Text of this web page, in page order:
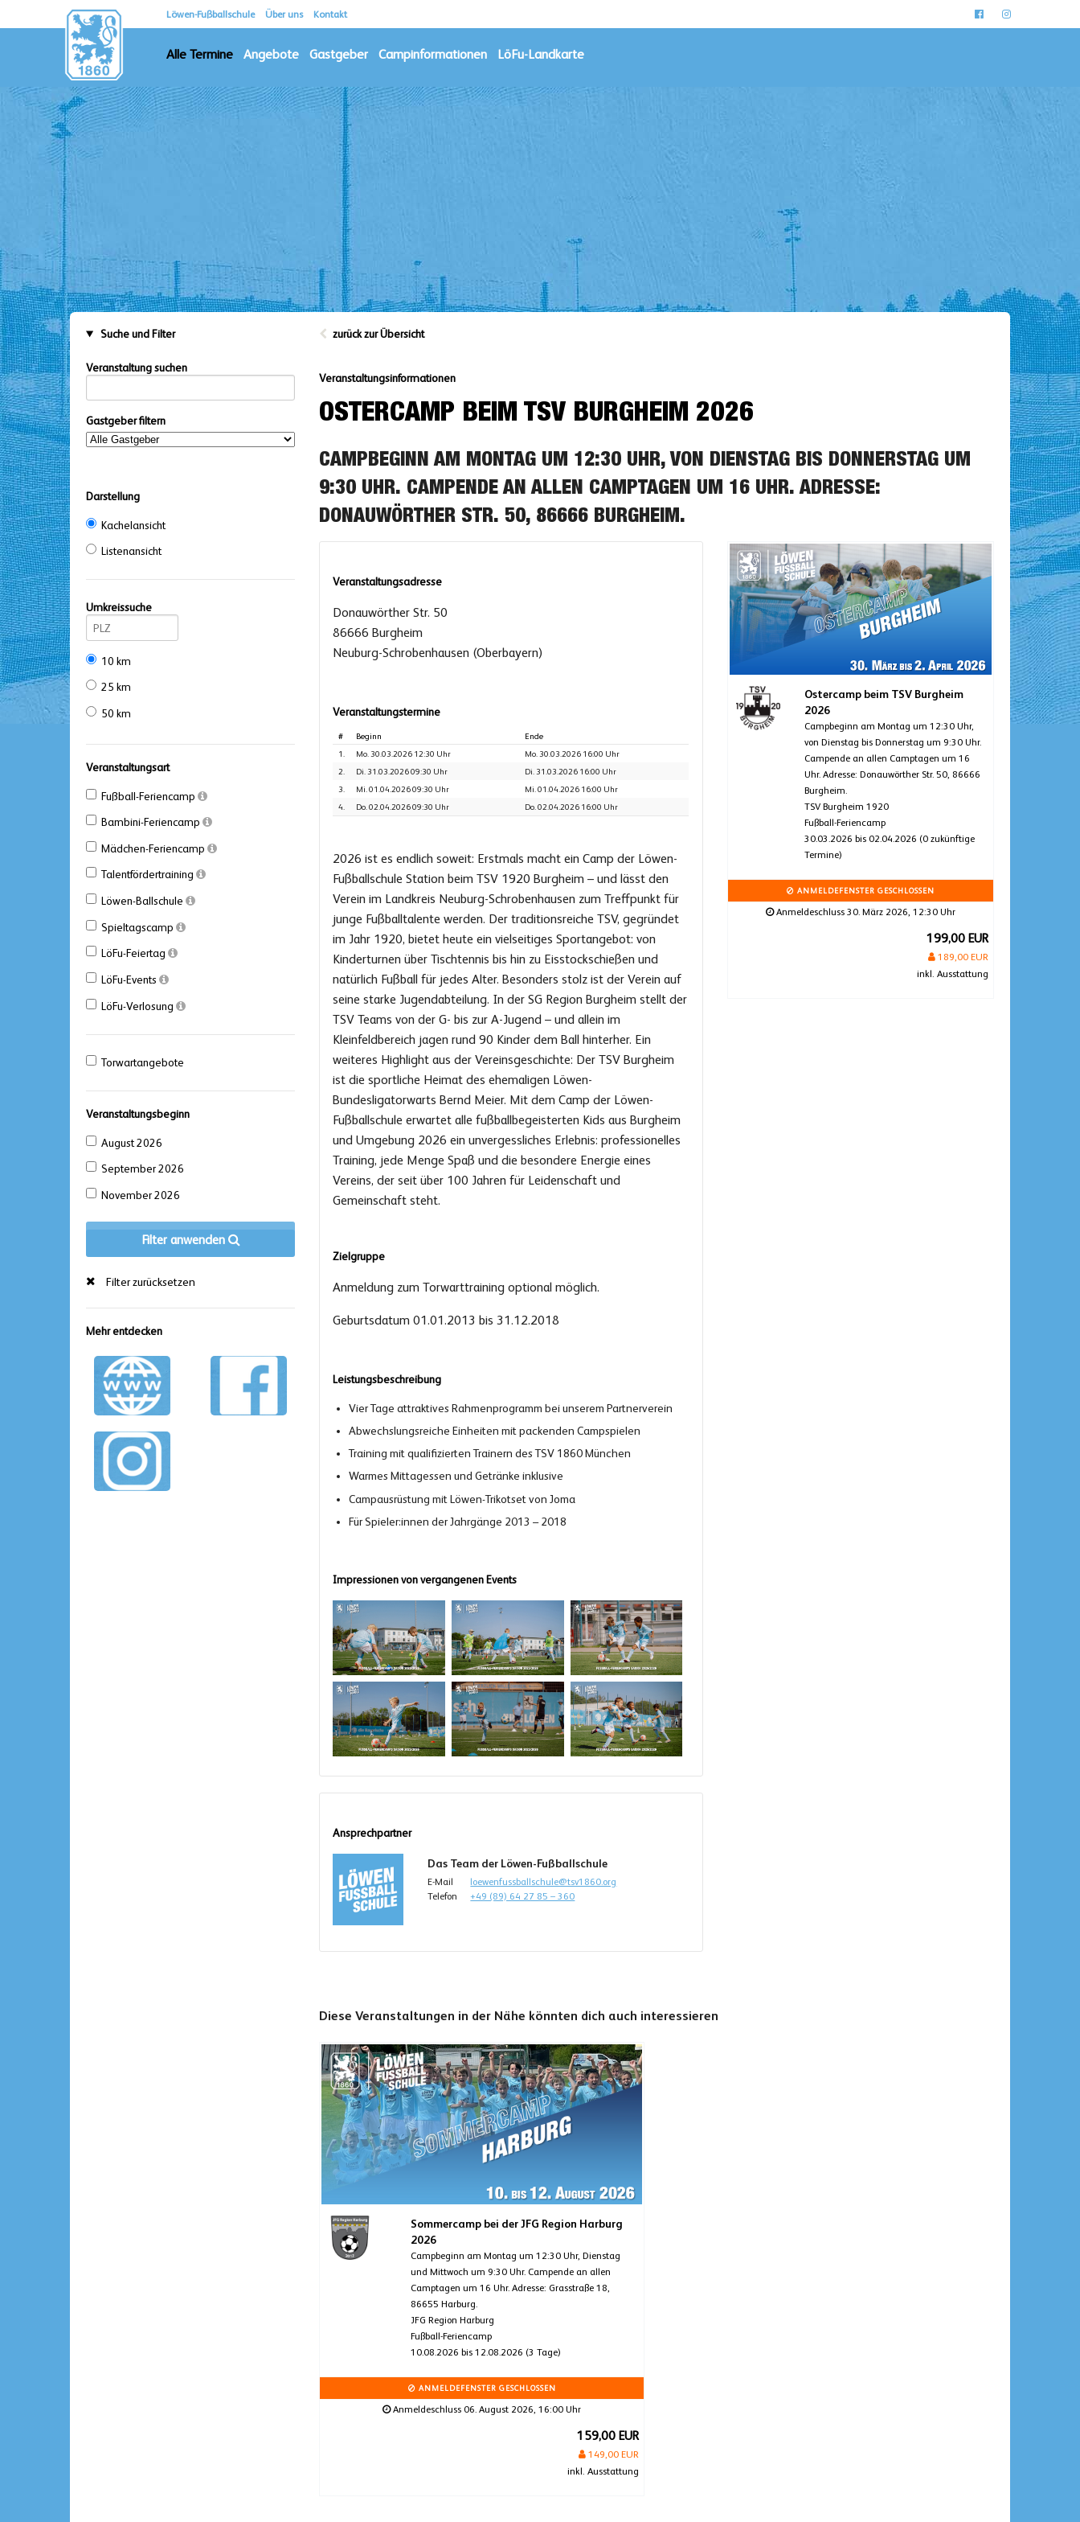
Löwen-Fußballschule Über uns Kontakt
Alle Termine Angebote Gastgeber Campinformationen LöFu-Landkarte
Suche und Filter
Veranstaltung suchen
Gastgeber filtern
Darstellung
Kachelansicht
Listenansicht
Umkreissuche
10 km
25 km
50 km
Veranstaltungsart
Fußball-Feriencamp
Bambini-Feriencamp
Mädchen-Feriencamp
Talentfördertraining
Löwen-Ballschule
Spieltagscamp
LöFu-Feiertag
LöFu-Events
LöFu-Verlosung
Torwartangebote
Veranstaltungsbeginn
August 2026
September 2026
November 2026
Filter anwenden
Filter zurücksetzen
Mehr entdecken
zurück zur Übersicht
Veranstaltungsinformationen
OSTERCAMP BEIM TSV BURGHEIM 2026
CAMPBEGINN AM MONTAG UM 12:30 UHR, VON DIENSTAG BIS DONNERSTAG UM
9:30 UHR. CAMPENDE AN ALLEN CAMPTAGEN UM 16 UHR. ADRESSE:
DONAUWÖRTHER STR. 50, 86666 BURGHEIM.
Veranstaltungsadresse
Donauwörther Str. 50
86666 Burgheim
Neuburg-Schrobenhausen (Oberbayern)
Veranstaltungstermine
# Beginn
Ende
1.
Mo. 30.03.2026 12:30 Uhr
Mo. 30.03.2026 16:00 Uhr
2.
Di. 31.03.2026 09:30 Uhr
Di. 31.03.2026 16:00 Uhr
3.
Mi. 01.04.2026 09:30 Uhr
Mi. 01.04.2026 16:00 Uhr
4.
Do. 02.04.2026 09:30 Uhr Do. 02.04.2026 16:00 Uhr
2026 ist es endlich soweit: Erstmals macht ein Camp der Löwen-
Fußballschule Station beim TSV 1920 Burgheim – und lässt den
Verein im Landkreis Neuburg-Schrobenhausen zum Treffpunkt für
junge Fußballtalente werden. Der traditionsreiche TSV, gegründet
im Jahr 1920, bietet heute ein vielseitiges Sportangebot: von
Kinderturnen über Tischtennis bis hin zu Eisstockschießen und
natürlich Fußball für jedes Alter. Besonders stolz ist der Verein auf
seine starke Jugendabteilung. In der SG Region Burgheim stellt der
TSV Teams von der G- bis zur A-Jugend – und allein im
Kleinfeldbereich jagen rund 90 Kinder dem Ball hinterher. Ein
weiteres Highlight aus der Vereinsgeschichte: Der TSV Burgheim
ist die sportliche Heimat des ehemaligen Löwen-
Bundesligatorwarts Bernd Meier. Mit dem Camp der Löwen-
Fußballschule erwartet alle fußballbegeisterten Kids aus Burgheim
und Umgebung 2026 ein unvergessliches Erlebnis: professionelles
Training, jede Menge Spaß und die besondere Energie eines
Vereins, der seit über 100 Jahren für Leidenschaft und
Gemeinschaft steht.
Zielgruppe
Anmeldung zum Torwarttraining optional möglich.
Geburtsdatum 01.01.2013 bis 31.12.2018
Leistungsbeschreibung
Vier Tage attraktives Rahmenprogramm bei unserem Partnerverein
Abwechslungsreiche Einheiten mit packenden Campspielen
Training mit qualifizierten Trainern des TSV 1860 München
Warmes Mittagessen und Getränke inklusive
Campausrüstung mit Löwen-Trikotset von Joma
Für Spieler:innen der Jahrgänge 2013 – 2018
Impressionen von vergangenen Events
Ansprechpartner
Das Team der Löwen-Fußballschule
E-Mail
loewenfussballschule@tsv1860.org
Telefon
+49 (89) 64 27 85 – 360
Ostercamp beim TSV Burgheim
2026
Campbeginn am Montag um 12:30 Uhr,
von Dienstag bis Donnerstag um 9:30 Uhr.
Campende an allen Camptagen um 16
Uhr. Adresse: Donauwörther Str. 50, 86666
Burgheim.
TSV Burgheim 1920
Fußball-Feriencamp
30.03.2026 bis 02.04.2026 (0 zukünftige
Termine)
ANMELDEFENSTER GESCHLOSSEN
Anmeldeschluss 30. März 2026, 12:30 Uhr
199,00 EUR
189,00 EUR
inkl. Ausstattung
Diese Veranstaltungen in der Nähe könnten dich auch interessieren
Sommercamp bei der JFG Region Harburg
2026
Campbeginn am Montag um 12:30 Uhr, Dienstag
und Mittwoch um 9:30 Uhr. Campende an allen
Camptagen um 16 Uhr. Adresse: Grasstraße 18,
86655 Harburg.
JFG Region Harburg
Fußball-Feriencamp
10.08.2026 bis 12.08.2026 (3 Tage)
ANMELDEFENSTER GESCHLOSSEN
Anmeldeschluss 06. August 2026, 16:00 Uhr
159,00 EUR
149,00 EUR
inkl. Ausstattung